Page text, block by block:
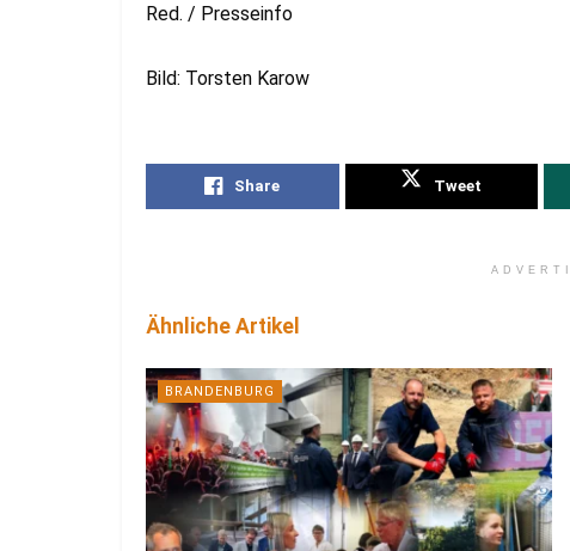
Red. / Presseinfo
Bild: Torsten Karow
Share Tweet
Ähnliche Artikel
BRANDENBURG